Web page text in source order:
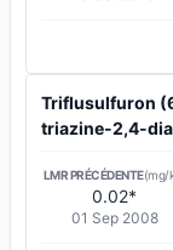
Triflusulfuron
triazine-2,4-
LMR PRÉCÉDENTE(mg/
0.02*
01 Sep 2008